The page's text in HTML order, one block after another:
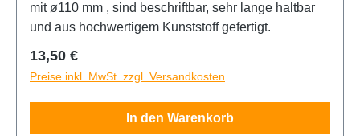
mit ø110 mm , sind beschriftbar, sehr lange haltbar
und aus hochwertigem Kunststoff gefertigt.
Regulärer Preis:
13,50 €
Preise inkl. MwSt. zzgl. Versandkosten
In den Warenkorb